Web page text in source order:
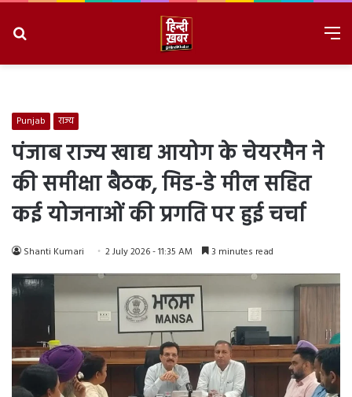
Punjab राज्य
पंजाब राज्य खाद्य आयोग के चेयरमैन ने
की समीक्षा बैठक, मिड-डे मील सहित
कई योजनाओं की प्रगति पर हुई चर्चा
Shanti Kumari 2 July 2026 - 11:35 AM 3 minutes read